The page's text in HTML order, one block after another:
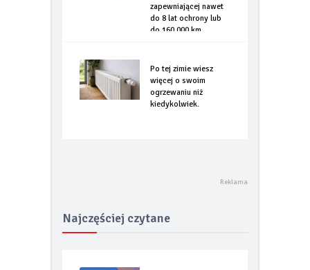
zapewniającej nawet
do 8 lat ochrony lub
do 160.000 km
Po tej zimie wiesz
więcej o swoim
ogrzewaniu niż
kiedykolwiek.
Najczęściej czytane